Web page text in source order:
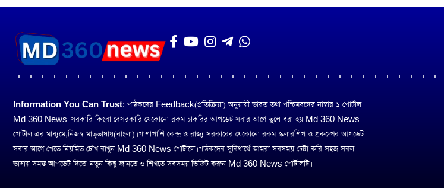
Information You Can Trust: পাঠকদের Feedback(প্রতিক্রিয়া) অনুয়ায়ী ভারত তথা পশ্চিমবঙ্গের নাম্বার ১ পোর্টাল
Md 360 News। সরকারি কিংবা বেসরকারি যেকোনো রকম চাকরির আপডেট সবার আগে তুলে ধরা হয় Md 360 News
পোর্টাল এর মাধ্যমে,নিজস্ব মাতৃভাষায়(বাংলা)। পাশাপাশি কেন্দ্র ও রাজ্য সরকারের যেকোনো রকম স্কলারশিপ ও প্রকল্পের আপডেট
সবার আগে পেতে নিয়মিত চোঁখ রাখুন Md 360 News পোর্টালে। পাঠকদের সুবিধার্থে আমরা সবসময় চেষ্টা করি সহজ সরল
ভাষায় সমস্ত আপডেট দিতে। নতুন কিছু জানতে ও শিখতে সবসময় ভিজিট করুন Md 360 News পোর্টালটি।